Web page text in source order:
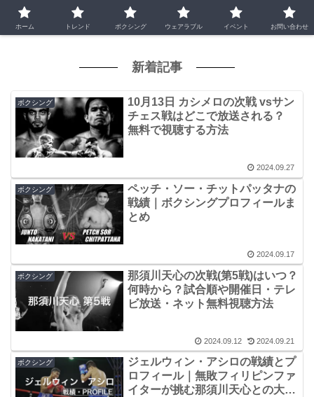
新着記事
ボクシング
10月13日 カシメロの次戦 vsサン
チェス戦はどこで放送される？
無料で視聴する方法
2024.09.27
ボクシング
ペッチ・ソー・チットパッタナの
戦績｜ボクシングプロフィールま
とめ
2024.09.17
ボクシング
那須川天心の次戦(第5戦)はいつ？
何時から？試合順や開催日・テレ
ビ放送・ネット無料視聴方法
2024.09.12 2024.09.21
ボクシング
ジェルウィン・アシロの戦績とプ
ロフィール｜無敗フィリピンファ
イターが挑む那須川天心との大一
ホーム トレンド ボクシング ウェアラブル イベント お問い合わせ